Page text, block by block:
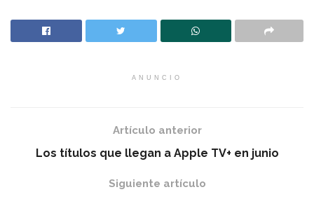
ANUNCIO
Artículo anterior
Los títulos que llegan a Apple TV+ en junio
Siguiente artículo